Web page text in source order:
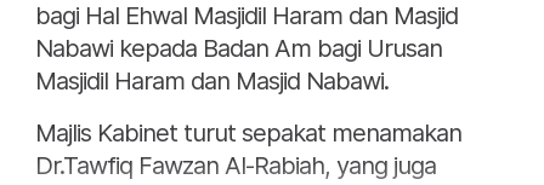
bagi Hal Ehwal Masjidil Haram dan Masjid
Nabawi kepada Badan Am bagi Urusan
Masjidil Haram dan Masjid Nabawi.
Majlis Kabinet turut sepakat menamakan
Dr.Tawfiq Fawzan Al-Rabiah, yang juga